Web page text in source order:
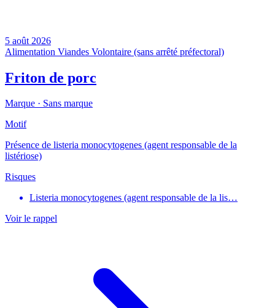
5 août 2026
Alimentation Viandes Volontaire (sans arrêté préfectoral)
Friton de porc
Marque · Sans marque
Motif
Présence de listeria monocytogenes (agent responsable de la
listériose)
Risques
Listeria monocytogenes (agent responsable de la lis…
Voir le rappel